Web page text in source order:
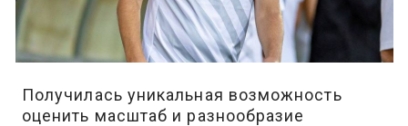
Получилась уникальная возможность
оценить масштаб и разнообразие